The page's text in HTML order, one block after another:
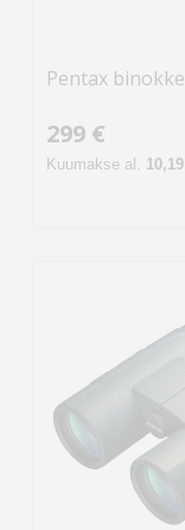
Pentax
299 €
Kuumakse al.